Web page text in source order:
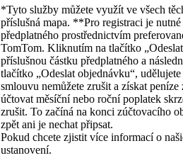
*Tyto služby můžete využít ve všech
příslušná mapa. **Pro registraci je
předplatného prostřednictvím
TomTom. Kliknutím na tlačítko
příslušnou částku předplatného a
tlačítko „Odeslat objednávku“,
smlouvu nemůžete zrušit a získat
účtovat měsíční nebo roční poplatek
zrušit. To začíná na konci zúčtovacího
zpět ani je nechat připsat.
Pokud chcete zjistit více informací o
ustanovení.